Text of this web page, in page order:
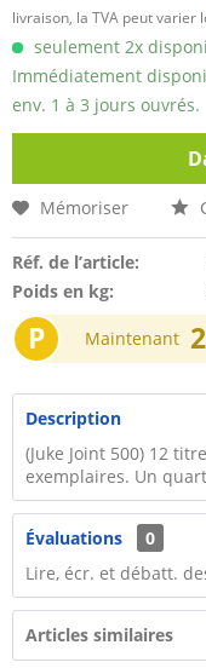
livraison, la TVA peut varier
seulement 2x
Immédiatement
env. 1 à 3 jours ouvrés.
Mémoriser
Réf. de l’article:
Poids en kg:
P Maintenant
Description
(Juke Joint 500) 12
exemplaires. Un
Évaluations
0
Lire, écr. et débatt.
Articles similaires